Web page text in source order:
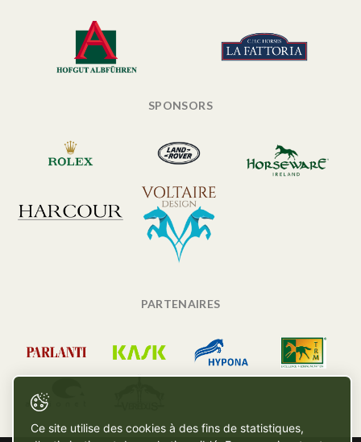
SPONSORS
PARTENAIRES
Ce site utilise des cookies à des fins de statistiques,